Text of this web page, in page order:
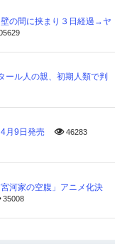
の間に挟まり３日経過→ヤ
ール人の親、初期人類で判
4月9日発売 46283
河家の空腹」アニメ化決
35008